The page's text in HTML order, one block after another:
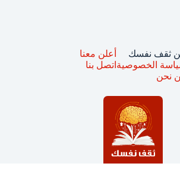
ثقف نفسك
الخصوصية
نحن
أعلن معنا
اتصل بنا